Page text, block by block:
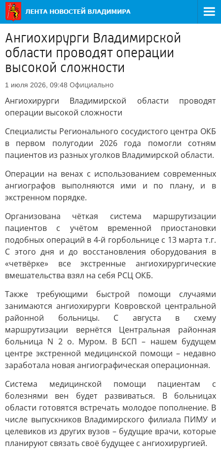
Ангиохирурги Владимирской
области проводят операции
высокой сложности
1 июля 2026, 09:48 Официально
Ангиохирурги Владимирской области проводят
операции высокой сложности
Специалисты Регионального сосудистого центра ОКБ
в первом полугодии 2026 года помогли сотням
пациентов из разных уголков Владимирской области.
Операции на венах с использованием современных
ангиографов выполняются ими и по плану, и в
экстренном порядке.
Организована чёткая система маршрутизации
пациентов с учётом временной приостановки
подобных операций в 4-й горбольнице с 13 марта т.г.
С этого дня и до восстановления оборудования в
«четвёрке» все экстренные ангиохирургические
вмешательства взял на себя РСЦ ОКБ.
Также требующими быстрой помощи случаями
занимаются ангиохирурги Ковровской центральной
районной больницы. С августа в схему
маршрутизации вернётся Центральная районная
больница N 2 о. Муром. В БСП – нашем будущем
центре экстренной медицинской помощи – недавно
заработала новая ангиографическая операционная.
Система медицинской помощи пациентам с
болезнями вен будет развиваться. В больницах
области готовятся встречать молодое пополнение. В
числе выпускников Владимирского филиала ПИМУ и
целевиков из других вузов – будущие врачи, которые
планируют связать своё будущее с ангиохирургией.